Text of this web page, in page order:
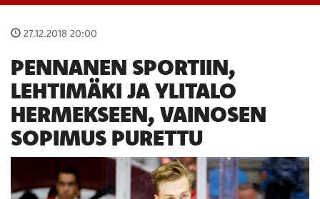
27.12.2018 20:00
PENNANEN SPORTIIN,
LEHTIMÄKI JA YLITALO
HERMEKSEEN, VAINOSEN
SOPIMUS PURETTU